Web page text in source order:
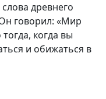
древнего
говорил: «Мир
когда вы
и обижаться в